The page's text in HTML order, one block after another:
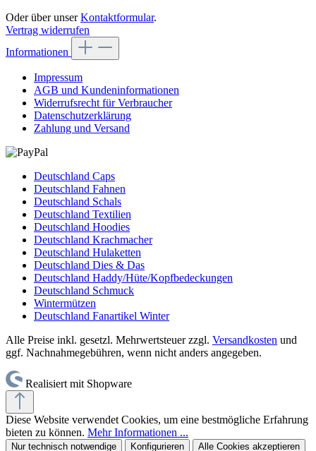
Oder über unserKontaktformular.
Vertrag widerrufen
Informationen
Impressum
AGB und Kundeninformationen
Widerrufsrecht für Verbraucher
Datenschutzerklärung
Zahlung und Versand
Deutschland Caps
Deutschland Fahnen
Deutschland Schals
Deutschland Textilien
Deutschland Hoodies
Deutschland Krachmacher
Deutschland Hulaketten
Deutschland Dies & Das
Deutschland Haddy/Hüte/Kopfbedeckungen
Deutschland Schmuck
Wintermützen
Deutschland Fanartikel Winter
Alle Preise inkl. gesetzl. Mehrwertsteuer zzgl. Versandkosten und
ggf. Nachnahmegebühren, wenn nicht anders angegeben.
Realisiert mit Shopware
Diese Website verwendet Cookies, um eine bestmögliche Erfahrung
bieten zu können. Mehr Informationen ...
Nur technisch notwendige Konfigurieren Alle Cookies akzeptieren